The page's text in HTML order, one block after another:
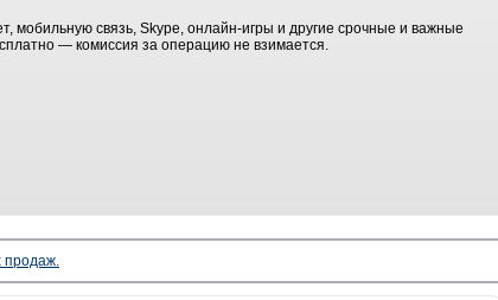
мобильную связь, Skype, онлайн-игры и другие срочные и важные
— комиссия за операцию не взимается.
продаж.